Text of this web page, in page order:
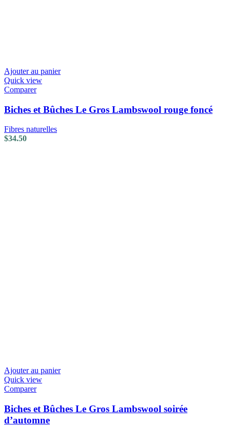
Ajouter au panier
Quick view
Comparer
Biches et Bûches Le Gros Lambswool rouge foncé
Fibres naturelles
$34.50
Ajouter au panier
Quick view
Comparer
Biches et Bûches Le Gros Lambswool soirée
d’automne